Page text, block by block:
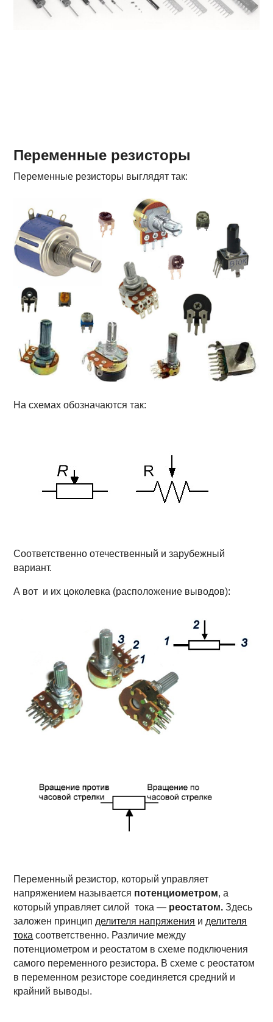
Переменные резисторы
Переменные резисторы выглядят так:
На схемах обозначаются так:
Соответственно отечественный и зарубежный
вариант.
А вот и их цоколевка (расположение выводов):
Переменный резистор, который управляет
напряжением называется потенциометром, а
который управляет силой тока — реостатом. Здесь
заложен принцип делителя напряжения и делителя
тока соответственно. Различие между
потенциометром и реостатом в схеме подключения
самого переменного резистора. В схеме с реостатом
в переменном резисторе соединяется средний и
крайний выводы.